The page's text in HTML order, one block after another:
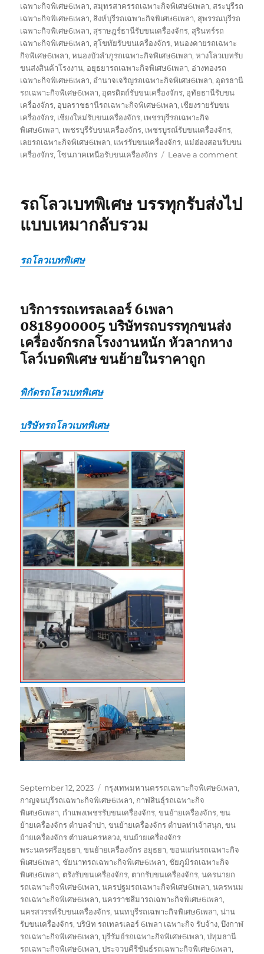
เฉพาะกิจพิเศษ6เพลา, สมุทรสาครรถเฉพาะกิจพิเศษ6เพลา, สระบุรีรถ
เฉพาะกิจพิเศษ6เพลา, สิงห์บุรีรถเฉพาะกิจพิเศษ6เพลา, สุพรรณบุรีรถ
เฉพาะกิจพิเศษ6เพลา, สุราษฎร์ธานีรับขนเครื่องจักร, สุรินทร์รถ
เฉพาะกิจพิเศษ6เพลา, สุโขทัยรับขนเครื่องจักร,หนองคายรถเฉพาะ
กิจพิเศษ6เพลา,หนองบัวลำภูรถเฉพาะกิจพิเศษ6เพลา,หางโลวเบทรับ
ขนส่งสินค้าโรงงาน, อยุธยารถเฉพาะกิจพิเศษ6เพลา, อ่างทองรถ
เฉพาะกิจพิเศษ6เพลา, อำนาจเจริญรถเฉพาะกิจพิเศษ6เพลา, อุดรธานี
รถเฉพาะกิจพิเศษ6เพลา, อุตรดิตถ์รับขนเครื่องจักร, อุทัยธานีรับขน
เครื่องจักร, อุบลราชธานีรถเฉพาะกิจพิเศษ6เพลา, เชียงรายรับขน
เครื่องจักร, เชียงใหม่รับขนเครื่องจักร, เพชรบุรีรถเฉพาะกิจ
พิเศษ6เพลา, เพชรบุรีรับขนเครื่องจักร, เพชรบูรณ์รับขนเครื่องจักร,
เลยรถเฉพาะกิจพิเศษ6เพลา, แพร่รับขนเครื่องจักร, แม่ฮ่องสอนรับขน
เครื่องจักร,โซนภาคเหนือรับขนเครื่องจักร Leave a commenton
รถโลวเบทพิเศษ บรรทุกรับส่งไป
แบบเหมากลับรวม
รถโลวเบทพิเศษ
บริการรถเทรลเลอร์ 6เพลา
0818900005 บริษัทรถบรรทุกขนส่ง
เครื่องจักรกลโรงงานหนัก หัวลากหาง
โลว์เบดพิเศษ ขนย้ายในราคาถูก
พิกัดรถโลวเบทพิเศษ
บริษัทรถโลวเบทพิเศษ
Posted
on
September 12, 2023 Tags
กรุงเทพมหานครรถเฉพาะกิจพิเศษ6เพลา,
กาญจนบุรีรถเฉพาะกิจพิเศษ6เพลา, กาฬสินธุ์รถเฉพาะกิจ
พิเศษ6เพลา, กำแพงเพชรรับขนเครื่องจักร,ขนย้ายเครื่องจักร,ขน
ย้ายเครื่องจักร ตำบลจำปา,ขนย้ายเครื่องจักร ตำบลท่าเจ้าสนุก,ขน
ย้ายเครื่องจักร ตำบลนครหลวง,ขนย้ายเครื่องจักร
พระนครศรีอยุธยา,ขนย้ายเครื่องจักร อยุธยา,ขอนแก่นรถเฉพาะกิจ
พิเศษ6เพลา, ชัยนาทรถเฉพาะกิจพิเศษ6เพลา, ชัยภูมิรถเฉพาะกิจ
พิเศษ6เพลา, ตรังรับขนเครื่องจักร, ตากรับขนเครื่องจักร,นครนายก
รถเฉพาะกิจพิเศษ6เพลา,นครปฐมรถเฉพาะกิจพิเศษ6เพลา,นครพนม
รถเฉพาะกิจพิเศษ6เพลา,นครราชสีมารถเฉพาะกิจพิเศษ6เพลา,
นครสวรรค์รับขนเครื่องจักร,นนทบุรีรถเฉพาะกิจพิเศษ6เพลา,น่าน
รับขนเครื่องจักร,บริษัท รถเทลรเลอร์ 6เพลา เฉพาะกิจ รับจ้าง,บึงกาฬ
รถเฉพาะกิจพิเศษ6เพลา,บุรีรัมย์รถเฉพาะกิจพิเศษ6เพลา,ปทุมธานี
รถเฉพาะกิจพิเศษ6เพลา,ประจวบคีรีขันธ์รถเฉพาะกิจพิเศษ6เพลา,